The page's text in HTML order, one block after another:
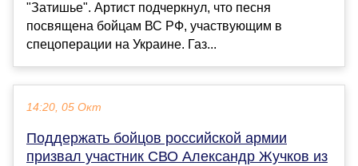
"Затишье". Артист подчеркнул, что песня
посвящена бойцам ВС РФ, участвующим в
спецоперации на Украине. Газ...
14:20, 05 Окт
Поддержать бойцов российской армии
призвал участник СВО Александр Жучков из